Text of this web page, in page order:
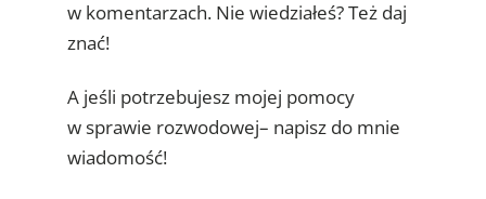
w komentarzach. Nie wiedziałeś? Też daj
znać!
A jeśli potrzebujesz mojej pomocy
w sprawie rozwodowej– napisz do mnie
wiadomość!